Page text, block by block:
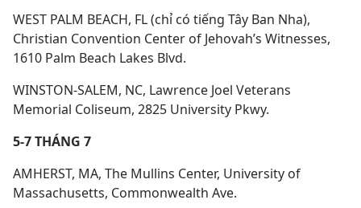
WEST PALM BEACH, FL (chỉ có tiếng Tây Ban Nha),
Christian Convention Center of Jehovah’s Witnesses,
1610 Palm Beach Lakes Blvd.
WINSTON-SALEM, NC, Lawrence Joel Veterans
Memorial Coliseum, 2825 University Pkwy.
5-7 THÁNG 7
AMHERST, MA, The Mullins Center, University of
Massachusetts, Commonwealth Ave.